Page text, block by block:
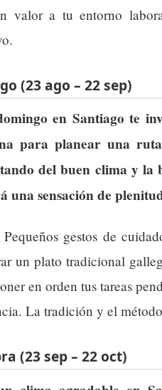
valor a tu entorno
(23 ago – 22 sep)
en Santiago te
para planear una
del buen clima y la
una sensación de
Pequeños gestos de
un plato tradicional
en orden tus tareas
La tradición y el
(23 sep – 22 oct)